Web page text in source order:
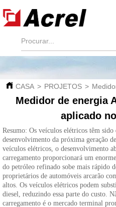
CASA > PROJETOS >
Medidor de energia
aplicado